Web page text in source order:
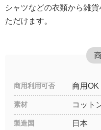
シャツなどの衣類から雑
ただけます。
商用利用可否 商用OK
素材 コット
製造国 日本